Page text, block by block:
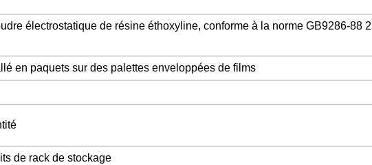
électrostatique de résine éthoxyline, conforme à la norme GB9286-88 2
en paquets sur des palettes enveloppées de films
de rack de stockage